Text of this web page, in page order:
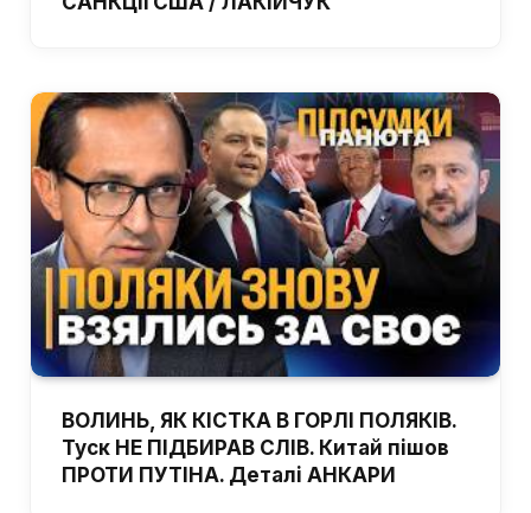
ВОЛИНЬ, ЯК КІСТКА В ГОРЛІ ПОЛЯКІВ.
Туск НЕ ПІДБИРАВ СЛІВ. Китай пішов
ПРОТИ ПУТІНА. Деталі АНКАРИ